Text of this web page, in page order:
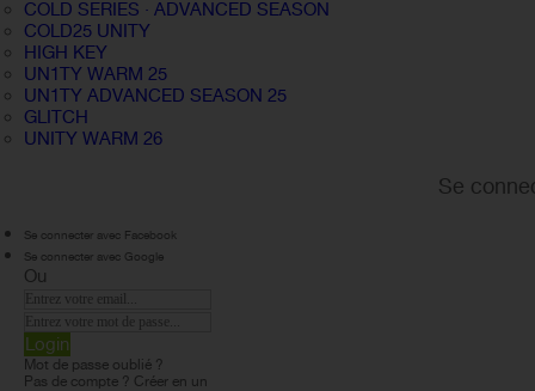
COLD SERIES · ADVANCED SEASON
COLD25 UNITY
HIGH KEY
UN1TY WARM 25
UN1TY ADVANCED SEASON 25
GLITCH
UNITY WARM 26
Se
Se connecter avec Facebook
Se connecter avec Google
Ou
Login
Mot de passe oublié ?
Pas de compte ? Créer en un